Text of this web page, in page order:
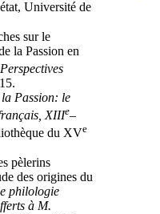
Université de
sur le
la Passion en
Perspectives
Passion: le
XIIIe–
du XVe
pèlerins
des origines du
philologie
à M.